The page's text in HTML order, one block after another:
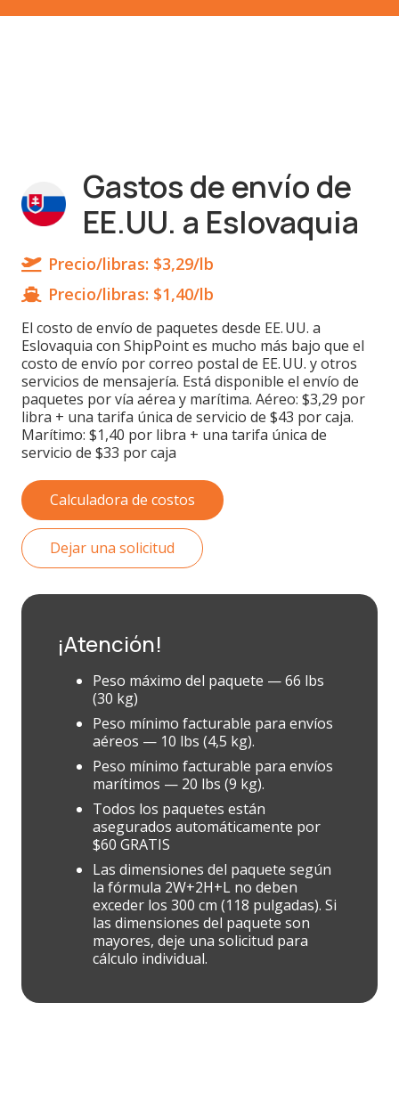
Gastos de envío de
EE.UU. a Eslovaquia
Precio/libras: $3,29/lb
Precio/libras: $1,40/lb
El costo de envío de paquetes desde EE. UU. a
Eslovaquia con ShipPoint es mucho más bajo que el
costo de envío por correo postal de EE. UU. y otros
servicios de mensajería. Está disponible el envío de
paquetes por vía aérea y marítima. Aéreo: $3,29 por
libra + una tarifa única de servicio de $43 por caja.
Marítimo: $1,40 por libra + una tarifa única de
servicio de $33 por caja
Calculadora de costos
Dejar una solicitud
¡Atención!
Peso máximo del paquete — 66 lbs
(30 kg)
Peso mínimo facturable para envíos
aéreos — 10 lbs (4,5 kg).
Peso mínimo facturable para envíos
marítimos — 20 lbs (9 kg).
Todos los paquetes están
asegurados automáticamente por
$60 GRATIS
Las dimensiones del paquete según
la fórmula 2W+2H+L no deben
exceder los 300 cm (118 pulgadas). Si
las dimensiones del paquete son
mayores, deje una solicitud para
cálculo individual.